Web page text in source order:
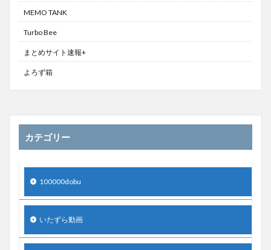
MEMO TANK
Turbo Bee
まとめサイト速報+
よろず箱
カテゴリー
100000dobu
いたずら動画